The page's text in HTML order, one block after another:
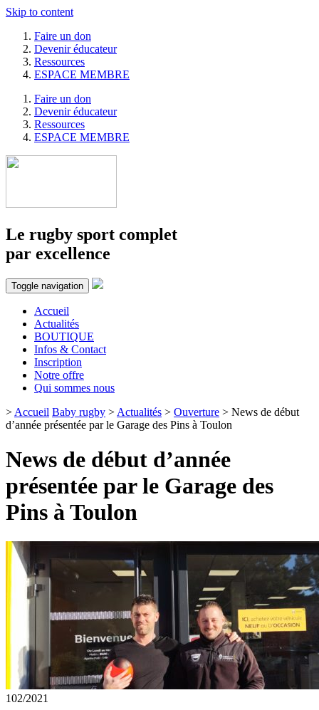
Skip to content
Faire un don
Devenir éducateur
Ressources
ESPACE MEMBRE
Faire un don
Devenir éducateur
Ressources
ESPACE MEMBRE
Le rugby sport complet
par excellence
Toggle navigation
Accueil
Actualités
BOUTIQUE
Infos & Contact
Inscription
Notre offre
Qui sommes nous
> Accueil Baby rugby > Actualités > Ouverture > News de début
d’année présentée par le Garage des Pins à Toulon
News de début d’année
présentée par le Garage des
Pins à Toulon
102/2021